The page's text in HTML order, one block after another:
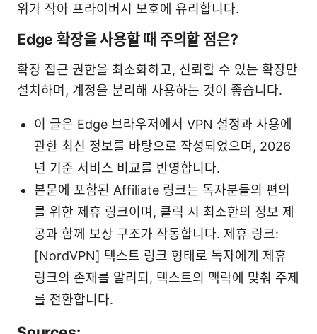
위가 작아 프라이버시 보호에 유리합니다.
Edge 확장을 사용할 때 주의할 점은?
확장 접근 권한을 최소화하고, 신뢰할 수 있는 확장만
설치하며, 계정을 분리해 사용하는 것이 좋습니다.
이 글은 Edge 브라우저에서 VPN 설정과 사용에
관한 최신 정보를 바탕으로 작성되었으며, 2026
년 기준 서비스 비교를 반영합니다.
본문에 포함된 Affiliate 링크는 독자분들의 편의
를 위한 제휴 링크이며, 클릭 시 최소한의 정보 제
공과 함께 보상 구조가 작동합니다. 제휴 링크:
[NordVPN] 텍스트 링크 형태로 독자에게 제휴
링크의 존재를 알리되, 텍스트의 맥락에 맞춰 주제
를 전환합니다.